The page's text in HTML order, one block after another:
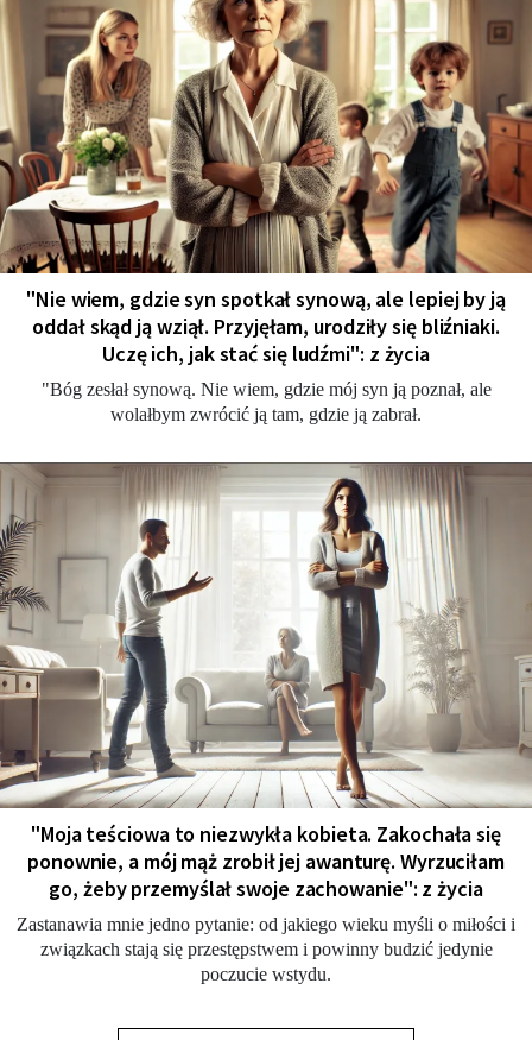
"Nie wiem, gdzie syn spotkał synową, ale lepiej by ją
oddał skąd ją wziął. Przyjęłam, urodziły się bliźniaki.
Uczę ich, jak stać się ludźmi": z życia
"Bóg zesłał synową. Nie wiem, gdzie mój syn ją poznał, ale
wolałbym zwrócić ją tam, gdzie ją zabrał.
"Moja teściowa to niezwykła kobieta. Zakochała się
ponownie, a mój mąż zrobił jej awanturę. Wyrzuciłam
go, żeby przemyślał swoje zachowanie": z życia
Zastanawia mnie jedno pytanie: od jakiego wieku myśli o miłości i
związkach stają się przestępstwem i powinny budzić jedynie
poczucie wstydu.